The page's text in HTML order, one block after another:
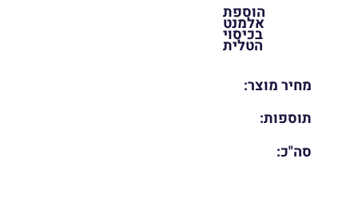
הוספת
אלמנט
בכיסוי
הטלית
מחיר מוצר:
תוספות:
סה"כ: